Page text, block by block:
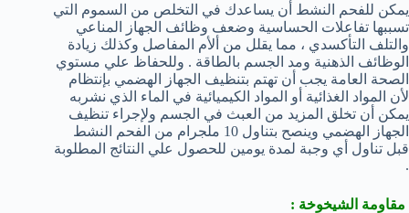
يمكن للفحم النشط أن يساعدك في التخلص من السموم التي
تسببها تفاعلات الحساسية وضعف وظائف الجهاز المناعي
والتلف التأكسدي ، مما يقلل من ألأم المفاصل وكذلك زيادة
الوظائف الذهنية ومد الجسم بالطاقة . وللحفاظ علي مستوي
الصحة العامة يجب أن تهتم بتنظيف الجهاز الهضمي بإنتظام
لأن المواد الغذائية أو المواد الكيميائية في الماء الذي نشربه
يمكن أن تخلق المزيد من العبث في الجسم ولإجراء تنظيف
الجهاز الهضمي وينصح بتناول 10 ملجرام من الفحم النشط
قبل تناول أي وجبة لمدة يومين للحصول علي النتائج المطلوبة
.
مقاومة الشيخوخة :